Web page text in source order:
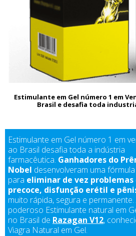
Estimulante em Gel número 1 em
Brasil e desafia toda
Estimulante em Gel número 1 em
ao Brasil desafia toda a indústria
farmacêutica. Ganhadores do
Nobel desenvolveram uma
para eliminar de vez
precoce, disfunção erétil e
muito rápida, segura e
poderoso Estimulante natural em
no Brasil de Razagan V12,
Viagra Natural em Gel.